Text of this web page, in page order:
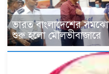
ভারত বাংলাদেশের
শুরু হলো মৌলভীবাজারে